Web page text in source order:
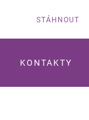
STÁHNOUT
KONTAKTY